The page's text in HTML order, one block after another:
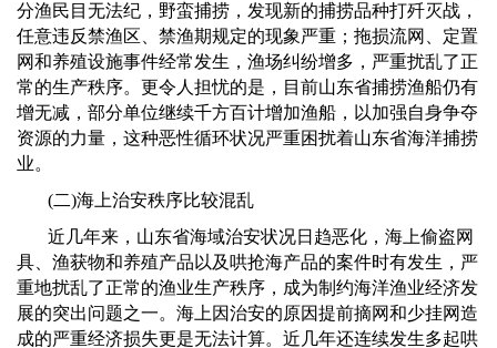
分渔民目无法纪，野蛮捕捞，发现新的捕捞品种打歼灭战，
任意违反禁渔区、禁渔期规定的现象严重；拖损流网、定置
网和养殖设施事件经常发生，渔场纠纷增多，严重扰乱了正
常的生产秩序。更令人担忧的是，目前山东省捕捞渔船仍有
增无减，部分单位继续千方百计增加渔船，以加强自身争夺
资源的力量，这种恶性循环状况严重困扰着山东省海洋捕捞
业。
(二)海上治安秩序比较混乱
近几年来，山东省海域治安状况日趋恶化，海上偷盗网
具、渔获物和养殖产品以及哄抢海产品的案件时有发生，严
重地扰乱了正常的渔业生产秩序，成为制约海洋渔业经济发
展的突出问题之一。海上因治安的原因提前摘网和少挂网造
成的严重经济损失更是无法计算。近几年还连续发生多起哄